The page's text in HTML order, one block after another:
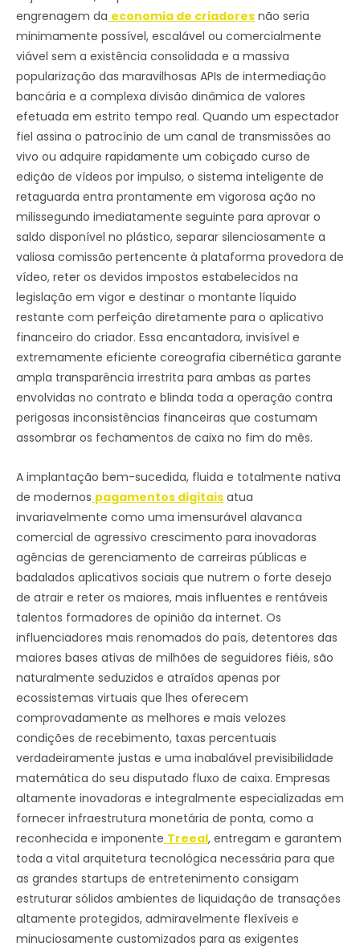
engrenagem da economia de criadores não seria
minimamente possível, escalável ou comercialmente
viável sem a existência consolidada e a massiva
popularização das maravilhosas APIs de intermediação
bancária e a complexa divisão dinâmica de valores
efetuada em estrito tempo real. Quando um espectador
fiel assina o patrocínio de um canal de transmissões ao
vivo ou adquire rapidamente um cobiçado curso de
edição de vídeos por impulso, o sistema inteligente de
retaguarda entra prontamente em vigorosa ação no
milissegundo imediatamente seguinte para aprovar o
saldo disponível no plástico, separar silenciosamente a
valiosa comissão pertencente à plataforma provedora de
vídeo, reter os devidos impostos estabelecidos na
legislação em vigor e destinar o montante líquido
restante com perfeição diretamente para o aplicativo
financeiro do criador. Essa encantadora, invisível e
extremamente eficiente coreografia cibernética garante
ampla transparência irrestrita para ambas as partes
envolvidas no contrato e blinda toda a operação contra
perigosas inconsistências financeiras que costumam
assombrar os fechamentos de caixa no fim do mês.
A implantação bem-sucedida, fluida e totalmente nativa
de modernos pagamentos digitais atua
invariavelmente como uma imensurável alavanca
comercial de agressivo crescimento para inovadoras
agências de gerenciamento de carreiras públicas e
badalados aplicativos sociais que nutrem o forte desejo
de atrair e reter os maiores, mais influentes e rentáveis
talentos formadores de opinião da internet. Os
influenciadores mais renomados do país, detentores das
maiores bases ativas de milhões de seguidores fiéis, são
naturalmente seduzidos e atraídos apenas por
ecossistemas virtuais que lhes oferecem
comprovadamente as melhores e mais velozes
condições de recebimento, taxas percentuais
verdadeiramente justas e uma inabalável previsibilidade
matemática do seu disputado fluxo de caixa. Empresas
altamente inovadoras e integralmente especializadas em
fornecer infraestrutura monetária de ponta, como a
reconhecida e imponente Treeal, entregam e garantem
toda a vital arquitetura tecnológica necessária para que
as grandes startups de entretenimento consigam
estruturar sólidos ambientes de liquidação de transações
altamente protegidos, admiravelmente flexíveis e
minuciosamente customizados para as exigentes